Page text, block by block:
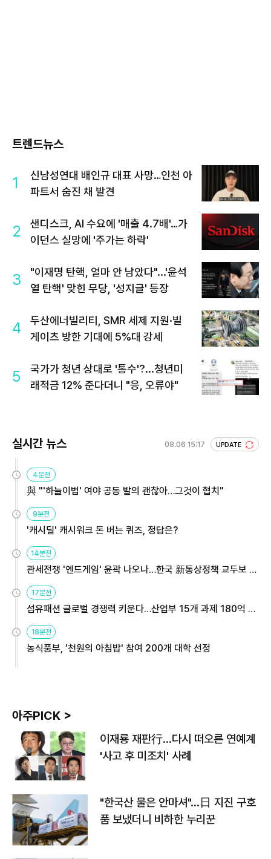
트렌드뉴스
1
신남성연대 배인규 대표 사망…인천 아
파트서 숨진 채 발견
2
샌디스크, AI 수요에 '매출 4.7배'…가
이던스 실망에 '주가는 하락'
3
"이재명 탄핵, 얼마 안 남았다"...'윤석
열 탄핵' 맞힌 무당, '성지글' 등장
4
두산에너빌리티, SMR 세제 지원·빌
게이츠 방한 기대에 5%대 강세
5
국가가 청년 상대로 '통수'?...청년미
래적금 12% 준다더니 "응, 오류야"
실시간 뉴스 08.06 15:17 UPDATE
4분전
與 "'하늘이법' 여야 공동 발의 괜찮아…그것이 협치"
9분전
'캐시딜' 캐시워크 돈 버는 퀴즈, 정답은?
14분전
관세전쟁 '엔드게임' 윤곽 나오나…한국 新통상정책 교두보 활
17분전
섬유패션 글로벌 경쟁력 키운다…산업부 15개 과제 180억 지
18분전
농식품부, '천원의 아침밥' 참여 200개 대학 선정
아주PICK >
이재룡 재판行…다시 떠오른 연예계
'사고 후 미조치' 사례
"한국산 물은 안마셔"…日 지진 구호
품 보냈더니 비하한 누리꾼